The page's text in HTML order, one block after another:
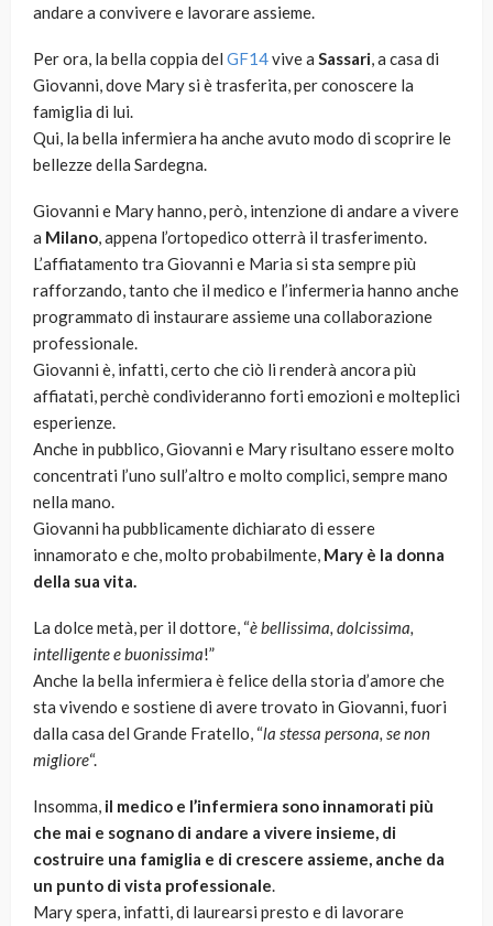
andare a convivere e lavorare assieme.
Per ora, la bella coppia del GF14vive a Sassari, a casa di
Giovanni, dove Mary si è trasferita, per conoscere la
famiglia di lui.
Qui, la bella infermiera ha anche avuto modo di scoprire le
bellezze della Sardegna.
Giovanni e Mary hanno, però, intenzione di andare a vivere
a Milano, appena l’ortopedico otterrà il trasferimento.
L’affiatamento tra Giovanni e Maria si sta sempre più
rafforzando, tanto che il medico e l’infermeria hanno anche
programmato di instaurare assieme una collaborazione
professionale.
Giovanni è, infatti, certo che ciò li renderà ancora più
affiatati, perchè condivideranno forti emozioni e molteplici
esperienze.
Anche in pubblico, Giovanni e Mary risultano essere molto
concentrati l’uno sull’altro e molto complici, sempre mano
nella mano.
Giovanni ha pubblicamente dichiarato di essere
innamorato e che, molto probabilmente, Mary è la donna
della sua vita.
La dolce metà, per il dottore, “è bellissima, dolcissima,
intelligente e buonissima!”
Anche la bella infermiera è felice della storia d’amore che
sta vivendo e sostiene di avere trovato in Giovanni, fuori
dalla casa del Grande Fratello, “la stessa persona, se non
migliore“.
Insomma, il medico e l’infermiera sono innamorati più
che mai e sognano di andare a vivere insieme, di
costruire una famiglia e di crescere assieme, anche da
un punto di vista professionale.
Mary spera, infatti, di laurearsi presto e di lavorare